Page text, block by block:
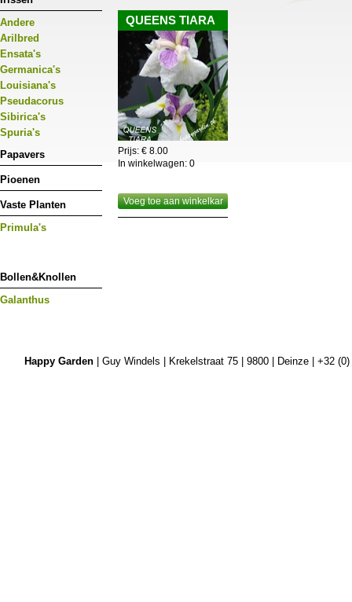
Andere
Arilbred
Ensata's
Germanica's
Louisiana's
Pseudacorus
Sibirica's
Spuria's
Papavers
Pioenen
Vaste Planten
Primula's
Bollen&Knollen
Galanthus
worden.Enkelbloemige zijn ideaal als
deze pas knippen als ze reeds ontvouwen zijn.
QUEENS TIARA
Prijs: € 8.00
In winkelwagen: 0
Voeg toe aan winkelkar
Happy Garden| Guy Windels | Krekelstraat 75 | 9800 | Deinze | +32